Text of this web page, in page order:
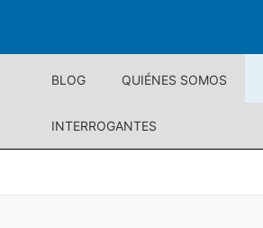
BLOG QUIÉNES SOMOS
INTERROGANTES